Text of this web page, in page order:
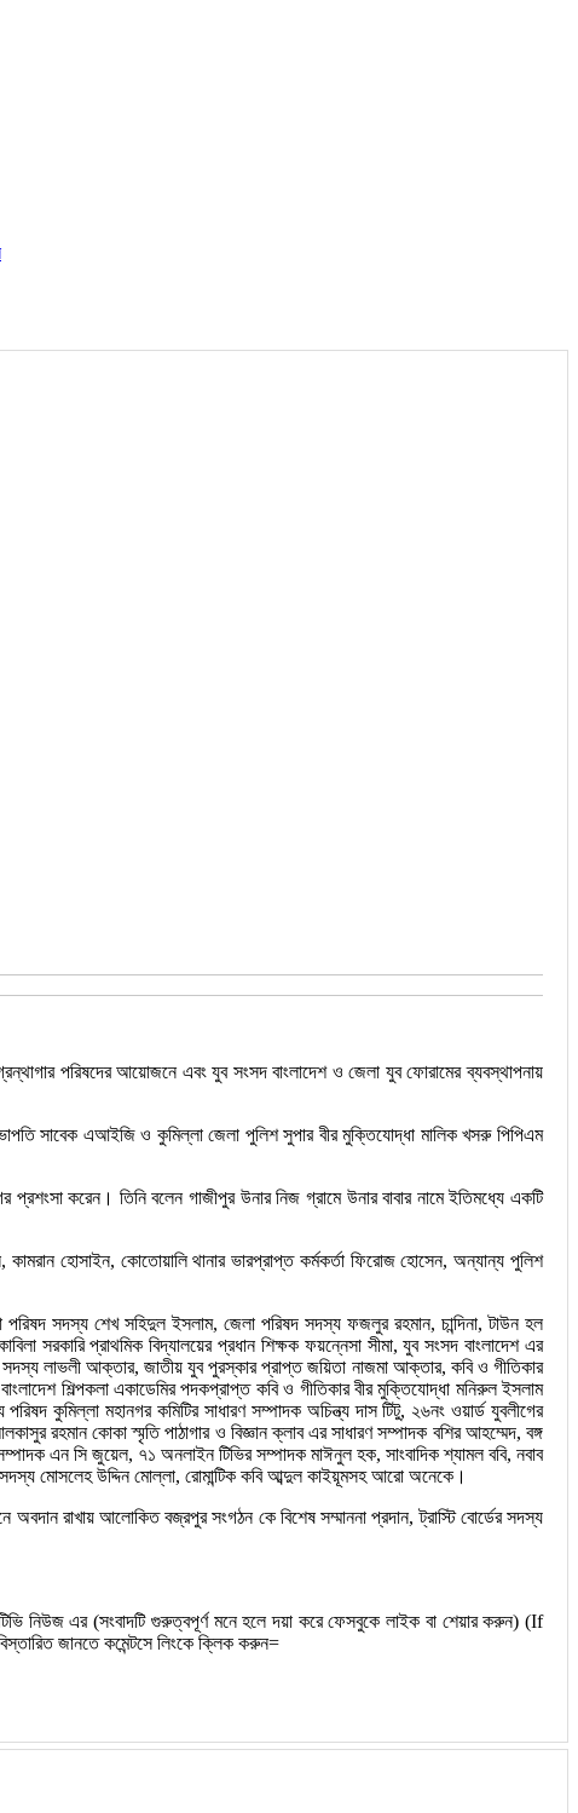
পরিষদের আয়োজনে এবং যুব সংসদ বাংলাদেশ ও জেলা যুব ফোরামের ব্যবস্থাপনায়
সাবেক এআইজি ও কুমিল্লা জেলা পুলিশ সুপার বীর মুক্তিযোদ্ধা মালিক খসরু পিপিএম
প্রশংসা করেন। তিনি বলেন গাজীপুর উনার নিজ গ্রামে উনার বাবার নামে ইতিমধ্যে একটি
হোসাইন, কোতোয়ালি থানার ভারপ্রাপ্ত কর্মকর্তা ফিরোজ হোসেন, অন্যান্য পুলিশ
সদস্য শেখ সহিদুল ইসলাম, জেলা পরিষদ সদস্য ফজলুর রহমান, চান্দিনা, টাউন হল
সরকারি প্রাথমিক বিদ্যালয়ের প্রধান শিক্ষক ফয়ন্নেসা সীমা, যুব সংসদ বাংলাদেশ এর
সদস্য লাভলী আক্তার, জাতীয় যুব পুরস্কার প্রাপ্ত জয়িতা নাজমা আক্তার, কবি ও গীতিকার
শিল্পকলা একাডেমির পদকপ্রাপ্ত কবি ও গীতিকার বীর মুক্তিযোদ্ধা মনিরুল ইসলাম
কুমিল্লা মহানগর কমিটির সাধারণ সম্পাদক অচিন্ত্য দাস টিটু, ২৬নং ওয়ার্ড যুবলীগের
রহমান কোকা স্মৃতি পাঠাগার ও বিজ্ঞান ক্লাব এর সাধারণ সম্পাদক বশির আহম্মেদ, বঙ্গ
এন সি জুয়েল, ৭১ অনলাইন টিভির সম্পাদক মাঈনুল হক, সাংবাদিক শ্যামল ববি, নবাব
মোসলেহ উদ্দিন মোল্লা, রোমান্টিক কবি আব্দুল কাইয়ূমসহ আরো অনেকে।
অবদান রাখায় আলোকিত বজ্রপুর সংগঠন কে বিশেষ সম্মাননা প্রদান, ট্রাস্টি বোর্ডের সদস্য
নিউজ এর (সংবাদটি গুরুত্বপূর্ণ মনে হলে দয়া করে ফেসবুকে লাইক বা শেয়ার করুন) (If
জানতে কমেন্টসে লিংকে ক্লিক করুন=